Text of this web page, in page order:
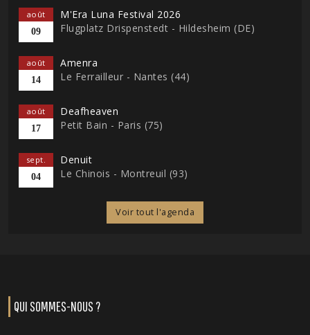
août
09
M'Era Luna Festival 2026
Flugplatz Drispenstedt - Hildesheim (DE)
août
14
Amenra
Le Ferrailleur - Nantes (44)
août
17
Deafheaven
Petit Bain - Paris (75)
sept.
04
Denuit
Le Chinois - Montreuil (93)
Voir tout l'agenda
QUI SOMMES-NOUS ?